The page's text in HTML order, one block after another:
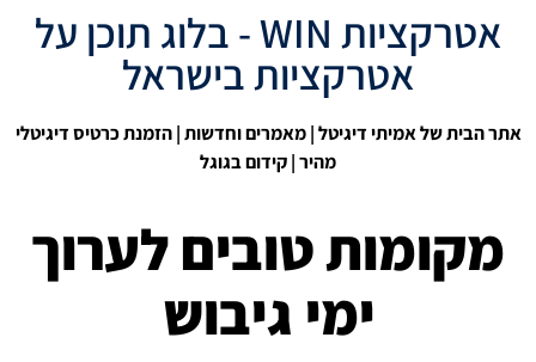
אטרקציות WIN - בלוג תוכן על
אטרקציות בישראל
אתר הבית של אמיתי דיגיטל|מאמרים וחדשות| הזמנת כרטיס דיגיטלי
מהיר |קידום בגוגל
מקומות טובים לערוך
ימי גיבוש